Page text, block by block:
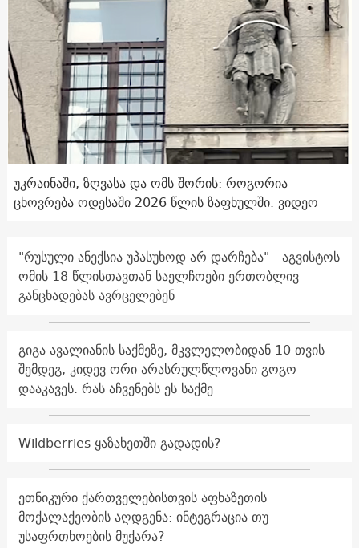
უკრაინაში, ზღვასა და ომს შორის: როგორია
ცხოვრება ოდესაში 2026 წლის ზაფხულში. ვიდეო
"რუსული ანექსია უპასუხოდ არ დარჩება" - აგვისტოს
ომის 18 წლისთავთან საელჩოები ერთობლივ
განცხადებას ავრცელებენ
გიგა ავალიანის საქმეზე, მკვლელობიდან 10 თვის
შემდეგ, კიდევ ორი არასრულწლოვანი გოგო
დააკავეს. რას აჩვენებს ეს საქმე
Wildberries ყაზახეთში გადადის?
ეთნიკური ქართველებისთვის აფხაზეთის
მოქალაქეობის აღდგენა: ინტეგრაცია თუ
უსაფრთხოების მუქარა?